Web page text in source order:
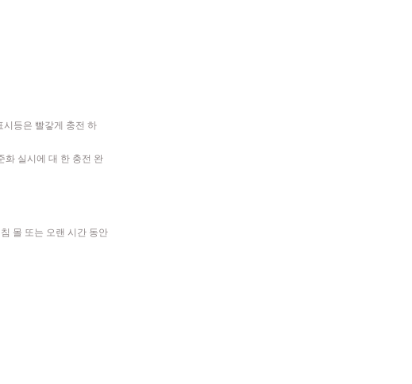
시등은 빨갛게 충전 하
화 실시에 대 한 충전 완
몰 또는 오랜 시간 동안